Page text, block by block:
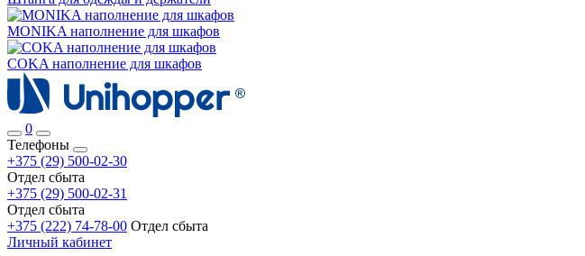
MONIKA наполнение для шкафов
COKA наполнение для шкафов
0
Телефоны
+375 (29) 500-02-30
Отдел сбыта
+375 (29) 500-02-31
Отдел сбыта
+375 (222) 74-78-00 Отдел сбыта
Личный кабинет